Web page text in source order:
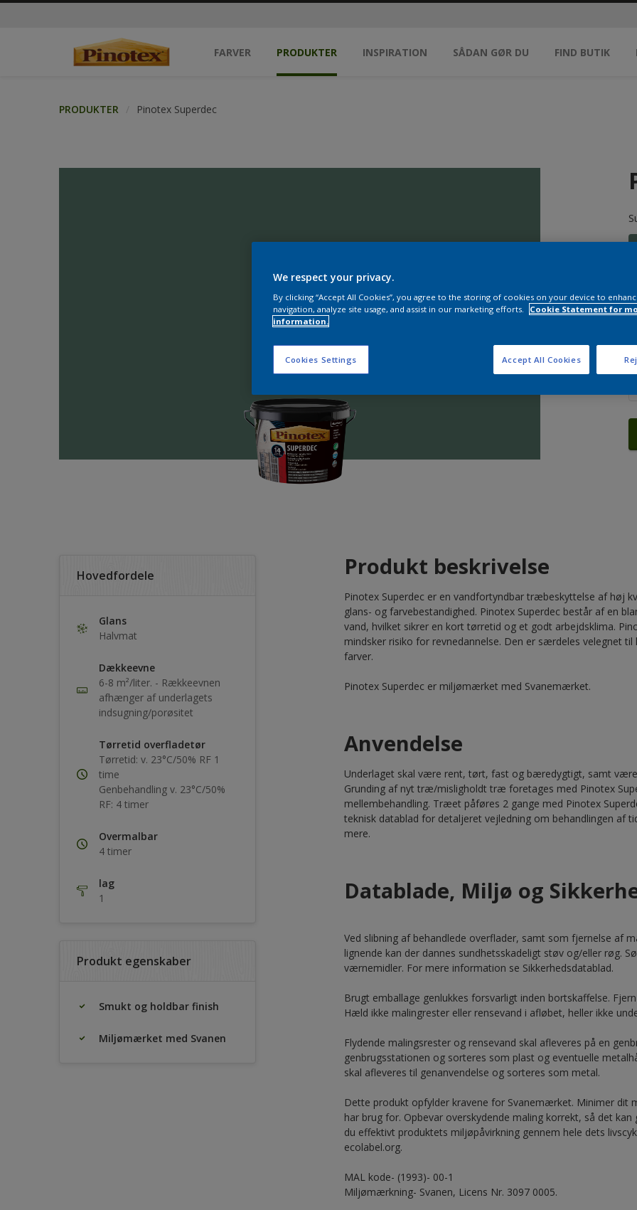
FARVER PRODUKTER INSPIRATION SÅDAN GØR DU FIND BUTIK
PRODUKTER Pinotex Superdec
Hovedfordele
Glans
Halvmat
Dækkeevne
6-8 m²/liter. - Rækkeevnen
afhænger af underlagets
indsugning/porøsitet
Tørretid overfladetør
Tørretid: v. 23°C/50% RF 1
time
Genbehandling v. 23°C/50%
RF: 4 timer
Overmalbar
4 timer
lag
1
Produkt egenskaber
Smukt og holdbar finish
Miljømærket med Svanen
Produkt beskrivelse
Pinotex Superdec er en vandfortyndbar træbeskyttelse af
glans- og farvebestandighed. Pinotex Superdec består af en
vand, hvilket sikrer en kort tørretid og et godt arbejdsklima.
mindsker risiko for revnedannelse. Den er særdeles velegnet
farver.
Pinotex Superdec er miljømærket med Svanemærket.
Anvendelse
Underlaget skal være rent, tørt, fast og bæredygtigt, samt
Grunding af nyt træ/misligholdt træ foretages med Pinotex
mellembehandling. Træet påføres 2 gange med Pinotex
teknisk datablad for detaljeret vejledning om behandlingen
mere.
Datablade, Miljø og
Ved slibning af behandlede overflader, samt som fjernelse af
lignende kan der dannes sundhetsskadeligt støv og/eller røg.
værnemidler. For mere information se Sikkerhedsdatablad.
Brugt emballage genlukkes forsvarligt inden bortskaffelse.
Hæld ikke malingrester eller rensevand i afløbet, heller ikke
Flydende malingsrester og rensevand skal afleveres på en
genbrugsstationen og sorteres som plast og eventuelle
skal afleveres til genanvendelse og sorteres som metal.
Dette produkt opfylder kravene for Svanemærket. Minimer dit
har brug for. Opbevar overskydende maling korrekt, så det
du effektivt produktets miljøpåvirkning gennem hele dets
ecolabel.org.
MAL kode- (1993)- 00-1
Miljømærkning- Svanen, Licens Nr. 3097 0005.
We respect your privacy.
By clicking “Accept All Cookies”, you agree to the storing of cookies on your device to
navigation, analyze site usage, and assist in our marketing efforts.
Cookie Statement for
information.
Cookies Settings Accept All Cookies